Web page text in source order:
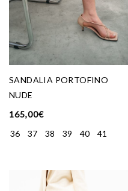
SANDALIA PORTOFINO
NUDE
165,00€
36
37 38 39 40 41